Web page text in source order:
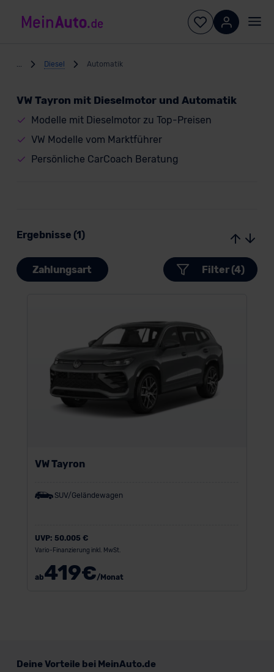
Diesel Automatik
VW Tayron mit Dieselmotor und Automatik
Modelle mit Dieselmotor zu Top-Preisen
VW Modelle vom Marktführer
Persönliche CarCoach Beratung
Ergebnisse (1)
Zahlungsart Filter (4)
VW Tayron
SUV/Geländewagen
UVP: 50.005 €
Vario-Finanzierung inkl. MwSt.
ab419€/Monat
Deine Vorteile bei MeinAuto.de